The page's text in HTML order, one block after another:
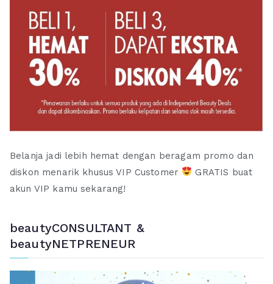
Belanja jadi lebih hemat dengan beragam promo dan
diskon menarik khusus VIP Customer
GRATIS buat
akun VIP kamu sekarang!
beautyCONSULTANT &
beautyNETPRENEUR